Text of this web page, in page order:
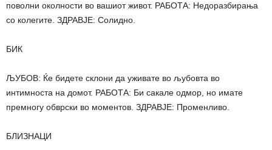
поволни околности во вашиот живот. РАБОТА: Недоразбирања
со колегите. ЗДРАВЈЕ: Солидно.
БИК
ЉУБОВ: Ќе бидете склони да уживате во љубовта во
интимноста на домот. РАБОТА: Би сакале одмор, но имате
премногу обврски во моментов. ЗДРАВЈЕ: Променливо.
БЛИЗНАЦИ